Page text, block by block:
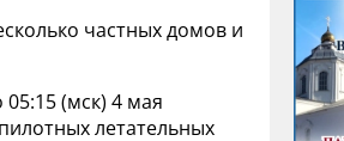
частных домов и
(мск) 4 мая
летательных